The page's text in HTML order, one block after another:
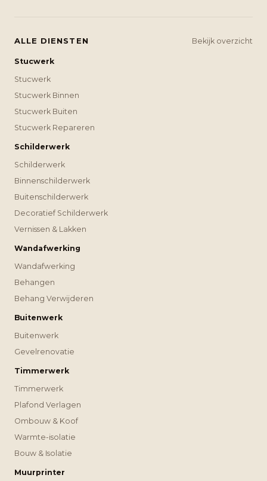
ALLE DIENSTEN Bekijk overzicht
Stucwerk
Stucwerk
Stucwerk Binnen
Stucwerk Buiten
Stucwerk Repareren
Schilderwerk
Schilderwerk
Binnenschilderwerk
Buitenschilderwerk
Decoratief Schilderwerk
Vernissen & Lakken
Wandafwerking
Wandafwerking
Behangen
Behang Verwijderen
Buitenwerk
Buitenwerk
Gevelrenovatie
Timmerwerk
Timmerwerk
Plafond Verlagen
Ombouw & Koof
Warmte-isolatie
Bouw & Isolatie
Muurprinter